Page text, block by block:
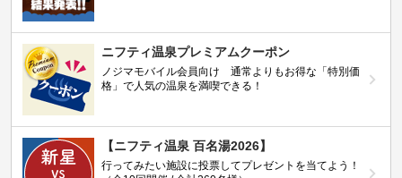
ニフティ温泉プレミアムクーポン
ノジマモバイル会員向け 通常よりもお得な「特別価
格」で人気の温泉を満喫できる！
【ニフティ温泉 百名湯2026】
行ってみたい施設に投票してプレゼントを当てよう！